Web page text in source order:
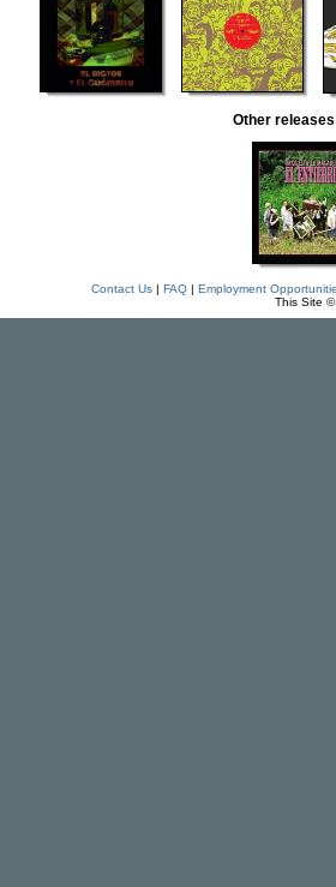
Other releases
Contact Us| FAQ| Employment
This Site